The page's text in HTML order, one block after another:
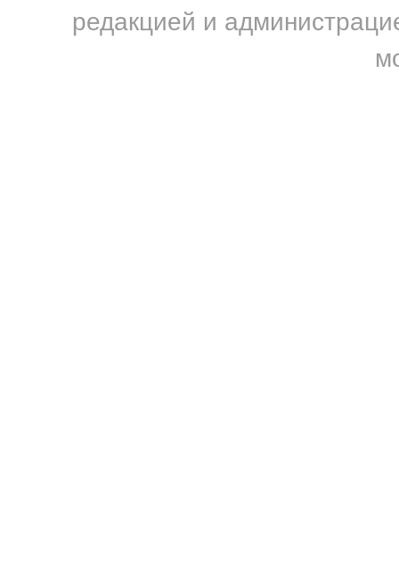
редакцией и